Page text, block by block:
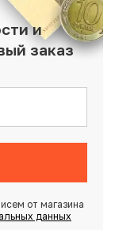
и
заказ
от магазина
данных